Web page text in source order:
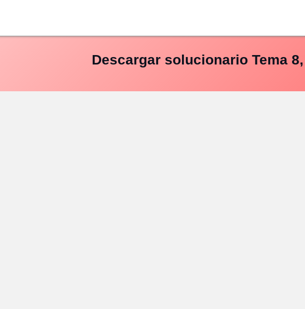
Descargar solucionario Tema